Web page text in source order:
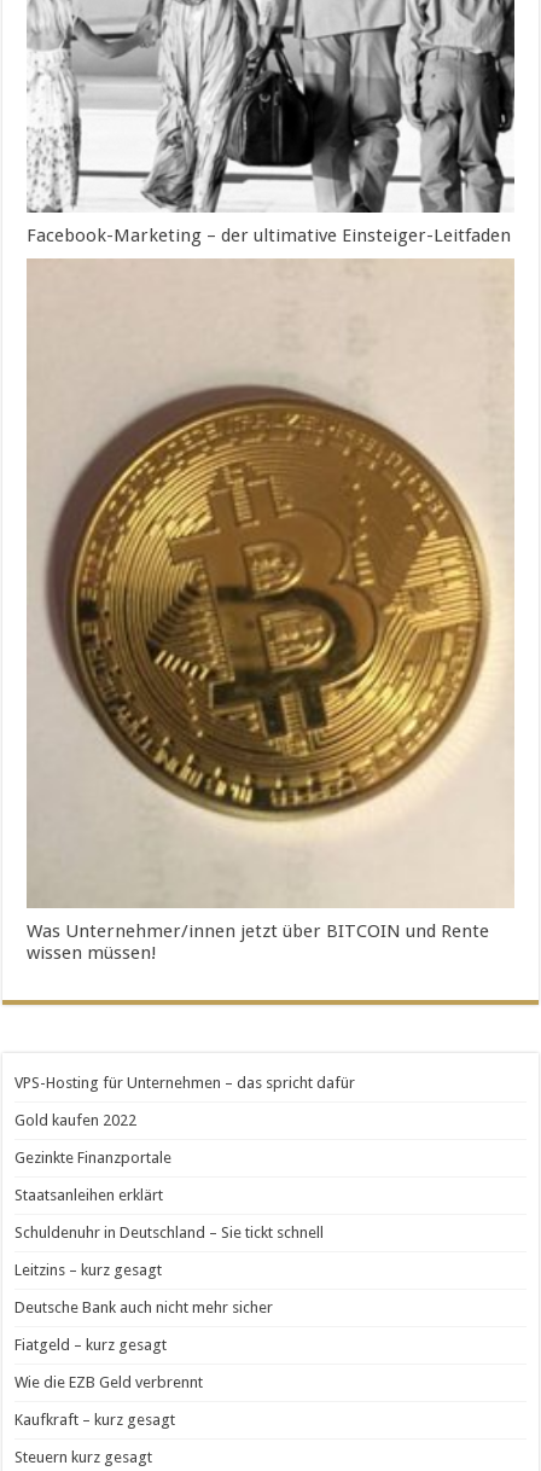
Facebook-Marketing – der ultimative Einsteiger-Leitfaden
Was Unternehmer/innen jetzt über BITCOIN und Rente
wissen müssen!
VPS-Hosting für Unternehmen – das spricht dafür
Gold kaufen 2022
Gezinkte Finanzportale
Staatsanleihen erklärt
Schuldenuhr in Deutschland – Sie tickt schnell
Leitzins – kurz gesagt
Deutsche Bank auch nicht mehr sicher
Fiatgeld – kurz gesagt
Wie die EZB Geld verbrennt
Kaufkraft – kurz gesagt
Steuern kurz gesagt